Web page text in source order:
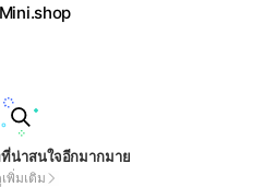
น่าสนใจอีกมากมาย
พิ่มเติม